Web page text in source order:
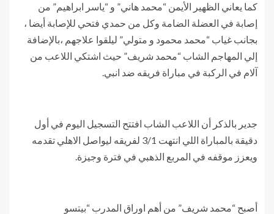
كما يعاني الظهير الأيمن “محمد هاني” و “ياسر ابراهيم” من
إصابة في العضلة الضامة وكل من حمدي فتحي للإصابة أيضا ،
بجانب غياب “محمد محمود و متولي” ليلقوا علاجهم ،بالإضافة
إلي المهاجم الشاب “محمد شريف” حيث اشتكي اللاعب من
آلام في الركبة في مباراة فريقه ضد انبي.
جدير بالذكر أن اللاعب الشاب افتتح التسجيل اليوم في أول
دقيقة بالمباراة اللي انتهت 3/1 لفريقه ليواصل الاهلي تقدمه
ويعزز موقفه في المربع الذهبي في فترة وجيزة.
أصبح “محمد شريف” من أهم اوراق المدرب “بيتسو